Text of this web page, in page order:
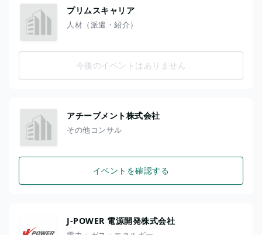
プリムスキャリア
人材（派遣・紹介）
今後のイベントはありません
アチーブメント株式会社
その他コンサル
イベントを確認する
J-POWER 電源開発株式会社